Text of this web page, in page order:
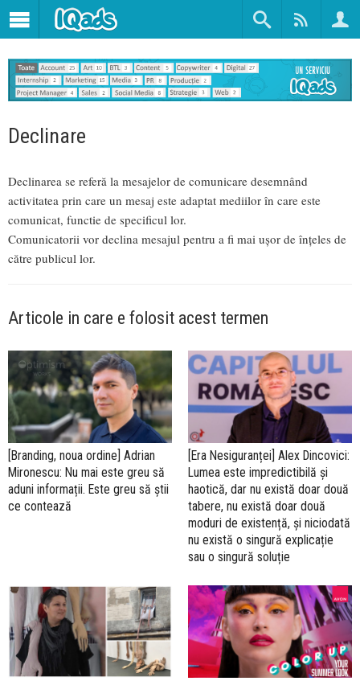
Declinare
Declinarea se referă la mesajelor de comunicare desemnând
activitatea prin care un mesaj este adaptat mediilor în care este
comunicat, functie de specificul lor.
Comunicatorii vor declina mesajul pentru a fi mai ușor de înțeles de
către publicul lor.
Articole in care e folosit acest termen
[Branding, noua ordine] Adrian
Mironescu: Nu mai este greu să
aduni informații. Este greu să știi
ce contează
[Era Nesiguranței] Alex Dincovici:
Lumea este impredictibilă și
haotică, dar nu există doar două
tabere, nu există doar două
moduri de existență, și niciodată
nu există o singură explicație
sau o singură soluție